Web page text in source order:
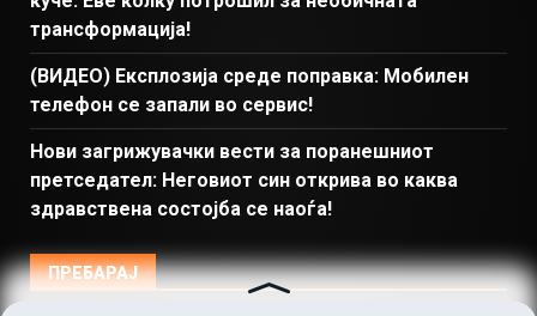
трансформација!
(ВИДЕО) Експлозија среде поправка: Мобилен
телефон се запали во сервис!
Нови загрижувачки вести за поранешниот
претседател: Неговиот син открива во каква
здравствена состојба се наоѓа!
ПРЕБАРАЈ